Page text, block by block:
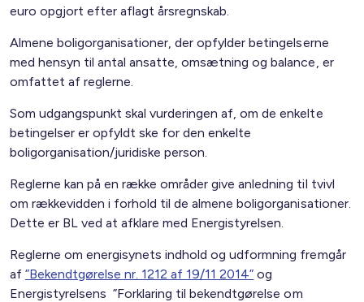
euro opgjort efter aflagt årsregnskab.
Almene boligorganisationer, der opfylder betingelserne
med hensyn til antal ansatte, omsætning og balance, er
omfattet af reglerne.
Som udgangspunkt skal vurderingen af, om de enkelte
betingelser er opfyldt ske for den enkelte
boligorganisation/juridiske person.
Reglerne kan på en række områder give anledning til tvivl
om rækkevidden i forhold til de almene boligorganisationer.
Dette er BL ved at afklare med Energistyrelsen.
Reglerne om energisynets indhold og udformning fremgår
af”Bekendtgørelse nr. 1212 af 19/11 2014” og
Energistyrelsens ”Forklaring til bekendtgørelse om